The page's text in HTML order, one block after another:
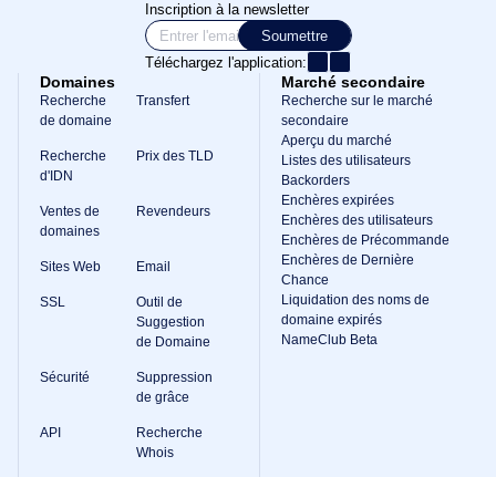
Inscription à la newsletter
Soumettre
Téléchargez l'application:
Domaines
Recherche
de domaine
Transfert
Recherche
d'IDN
Prix des TLD
Ventes de
domaines
Revendeurs
Sites Web Email
SSL
Outil de
Suggestion
de Domaine
Sécurité
Suppression
de grâce
API
Recherche
Whois
Marché secondaire
Recherche sur le marché
secondaire
Aperçu du marché
Listes des utilisateurs
Backorders
Enchères expirées
Enchères des utilisateurs
Enchères de Précommande
Enchères de Dernière
Chance
Liquidation des noms de
domaine expirés
NameClub Beta